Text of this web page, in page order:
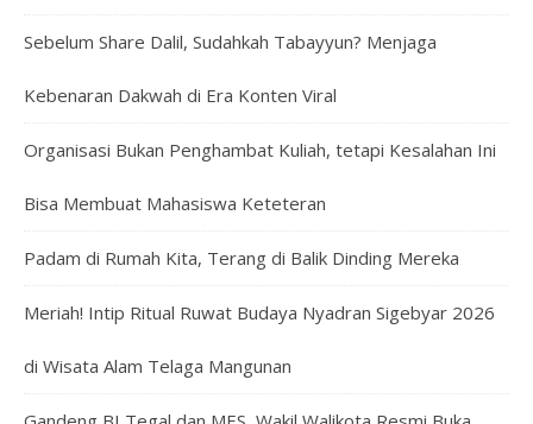
Sebelum Share Dalil, Sudahkah Tabayyun? Menjaga
Kebenaran Dakwah di Era Konten Viral
Organisasi Bukan Penghambat Kuliah, tetapi Kesalahan Ini
Bisa Membuat Mahasiswa Keteteran
Padam di Rumah Kita, Terang di Balik Dinding Mereka
Meriah! Intip Ritual Ruwat Budaya Nyadran Sigebyar 2026
di Wisata Alam Telaga Mangunan